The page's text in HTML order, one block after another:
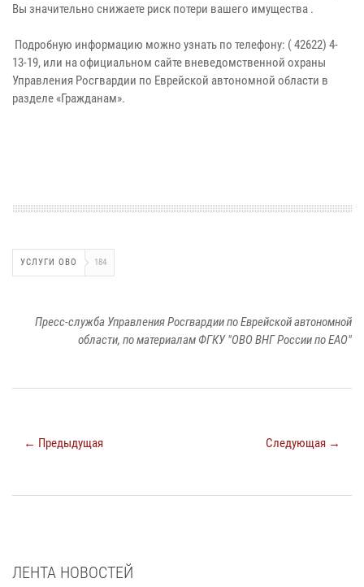
Вы значительно снижаете риск потери вашего имущества .
Подробную информацию можно узнать по телефону: ( 42622) 4-
13-19, или на официальном сайте вневедомственной охраны
Управления Росгвардии по Еврейской автономной области в
разделе «Гражданам».
УСЛУГИ ОВО 184
Пресс-служба Управления Росгвардии по Еврейской автономной
области, по материалам ФГКУ "ОВО ВНГ России по ЕАО"
← Предыдущая Следующая →
ЛЕНТА НОВОСТЕЙ